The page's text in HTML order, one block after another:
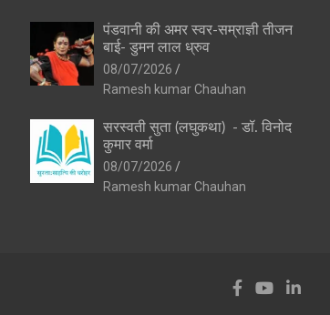
पंडवानी की अमर स्वर-सम्राज्ञी तीजन
बाई- डुमन लाल ध्रुव
08/07/2026
Ramesh kumar Chauhan
सरस्वती सुता (लघुकथा) ​- डॉ. विनोद
कुमार वर्मा
08/07/2026
Ramesh kumar Chauhan